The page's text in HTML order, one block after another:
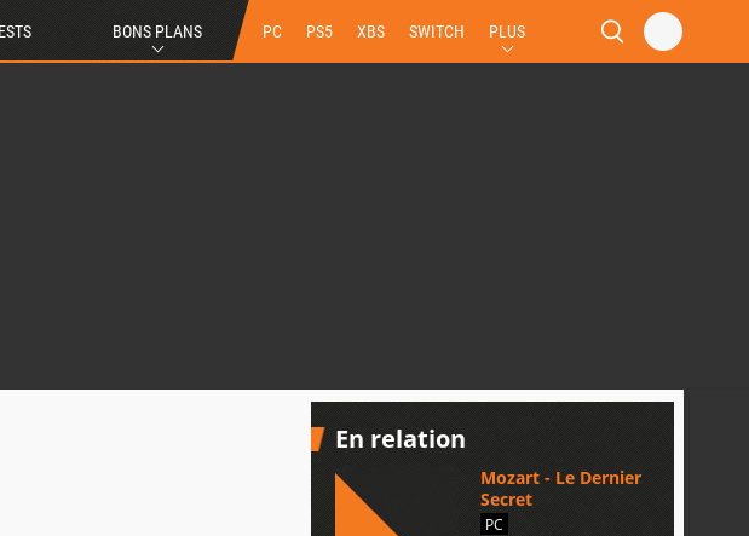
BONS PLANS PC PS5 XBS SWITCH PLUS
En relation
Mozart - Le Dernier
Secret
PC